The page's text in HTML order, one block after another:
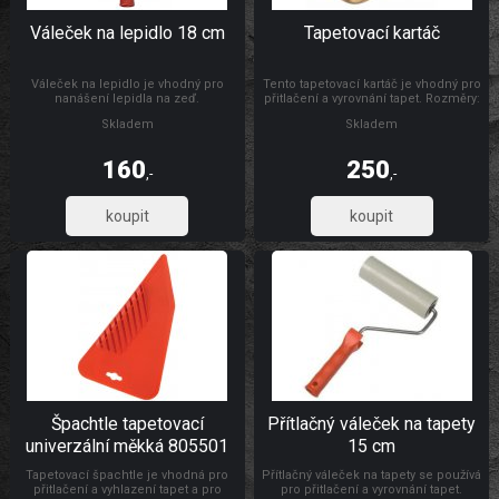
Váleček na lepidlo 18 cm
Váleček na lepidlo je vhodný pro
nanášení lepidla na zeď.
Skladem
160,-
132,23
Tapetovací kartáč
Tento tapetovací kartáč je vhodný pro
přitlačení a vyrovnání tapet. Rozměry:
Skladem
250,-
206,61
Špachtle tapetovací
univerzální měkká 805501
Tapetovací špachtle je vhodná pro
přitlačení a vyhlazení tapet a pro
Přítlačný váleček na tapety
15 cm
Přítlačný váleček na tapety se používá
pro přitlačení a vyrovnání tapet.